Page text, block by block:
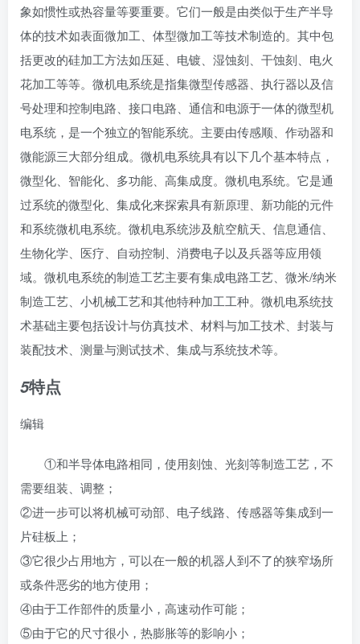
象如惯性或热容量等要重要。它们一般是由类似于生产半导
体的技术如表面微加工、体型微加工等技术制造的。其中包
括更改的硅加工方法如压延、电镀、湿蚀刻、干蚀刻、 电火
花加工等等。微机电系统是指集微型传感器、 执行器以及信
号处理和控制电路、接口电路、通信和电源于一体的微型机
电系统，是一个独立的智能系统。主要由传感顺、作动器和
微能源三大部分组成。微机电系统具有以下几个基本特点，
微型化、智能化、多功能、高集成度。微机电系统。它是通
过系统的微型化、集成化来探索具有新原理、新功能的元件
和系统微机电系统。微机电系统涉及航空航天、信息通信、
生物化学、医疗、自动控制、消费电子以及兵器等应用领
域。微机电系统的制造工艺主要有集成电路工艺 、微米/纳米
制造工艺、小机械工艺和其他特种加工工种。微机电系统技
术基础主要包括设计与仿真技术、材料与加工技术、封装与
装配技术、测量与测试技术、集成与系统技术等。
5特点
编辑
①和半导体电路相同，使用刻蚀、光刻等制造工艺，不
需要组装、调整；
②进一步可以将机械可动部、电子线路、传感器等集成到一
片硅板上；
③它很少占用地方，可以在一般的机器人到不了的狭窄场所
或条件恶劣的地方使用；
④由于工作部件的质量小，高速动作可能；
⑤由于它的尺寸很小，热膨胀等的影响小；